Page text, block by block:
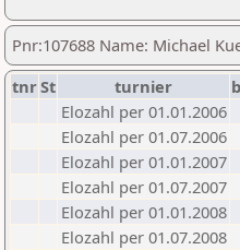
Pnr:107688 Name: Michael
tnrSt turnier
Elozahl per 01.01.2006
Elozahl per 01.07.2006
Elozahl per 01.01.2007
Elozahl per 01.07.2007
Elozahl per 01.01.2008
Elozahl per 01.07.2008